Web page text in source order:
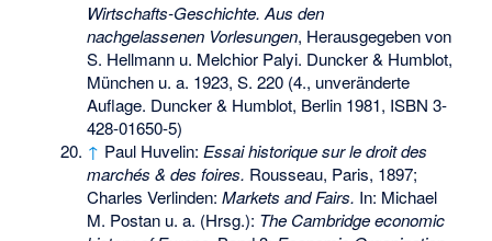
Wirtschafts-Geschichte. Aus den
nachgelassenen Vorlesungen, Herausgegeben von
S. Hellmann u. Melchior Palyi. Duncker & Humblot,
München u. a. 1923, S. 220 (4., unveränderte
Auflage. Duncker & Humblot, Berlin 1981, ISBN 3-
428-01650-5)
↑ Paul Huvelin:Essai historique sur le droit des
marchés & des foires. Rousseau, Paris, 1897;
Charles Verlinden:Markets and Fairs. In: Michael
M. Postan u. a. (Hrsg.): The Cambridge economic